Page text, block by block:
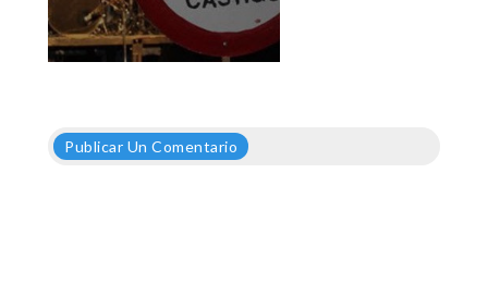
Publicar Un Comentario